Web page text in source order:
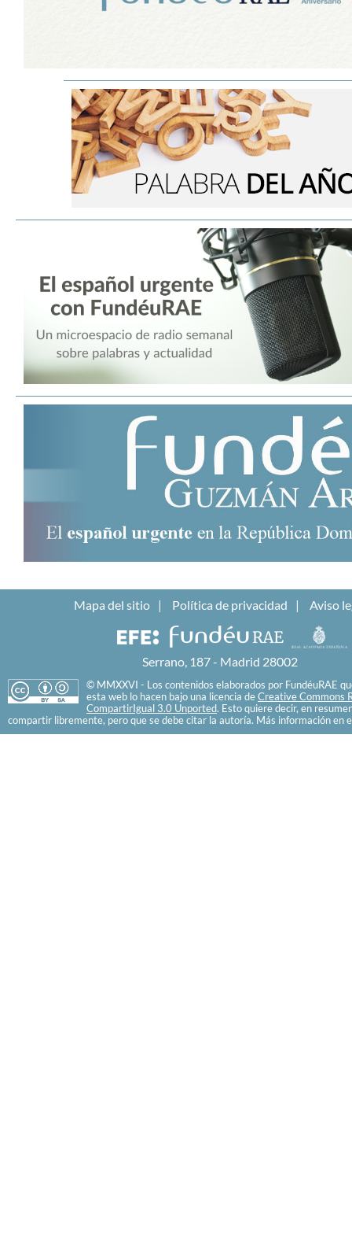
Mapa del sitio Política de privacidad Aviso
Serrano, 187 - Madrid 28002
© MMXXVI - Los contenidos elaborados por FundéuRAE
esta web lo hacen bajo una licencia de Creative Commons
CompartirIgual 3.0 Unported. Esto quiere decir, en
compartir libremente, pero que se debe citar la autoría. Más información en